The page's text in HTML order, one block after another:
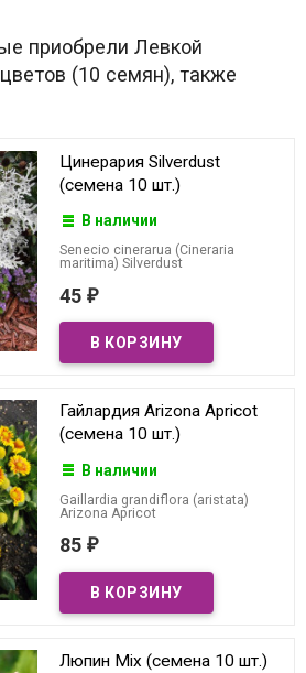
приобрели Левкой
(10 семян), также
Цинерария Silverdust
(семена 10 шт.)
В наличии
Senecio cinerarua (Cineraria
maritima) Silverdust
45 ₽
Гайлардия Arizona Apricot
(семена 10 шт.)
В наличии
Gaillardia grandiflora (aristata)
Arizona Apricot
85 ₽
Люпин Mix (семена 10 шт.)